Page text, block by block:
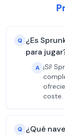
Q ¿Es
para
A ¡Sí!
coste.
Q ¿Qué